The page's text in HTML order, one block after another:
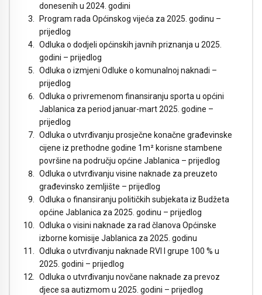
donesenih u 2024. godini
Program rada Općinskog vijeća za 2025. godinu –
prijedlog
Odluka o dodjeli općinskih javnih priznanja u 2025.
godini – prijedlog
Odluka o izmjeni Odluke o komunalnoj naknadi –
prijedlog
Odluka o privremenom finansiranju sporta u općini
Jablanica za period januar-mart 2025. godine –
prijedlog
Odluka o utvrđivanju prosječne konačne građevinske
cijene iz prethodne godine 1m² korisne stambene
površine na području općine Jablanica – prijedlog
Odluka o utvrđivanju visine naknade za preuzeto
građevinsko zemljište – prijedlog
Odluka o finansiranju političkih subjekata iz Budžeta
općine Jablanica za 2025. godinu – prijedlog
Odluka o visini naknade za rad članova Općinske
izborne komisije Jablanica za 2025. godinu
Odluka o utvrđivanju naknade RVI I grupe 100 % u
2025. godini – prijedlog
Odluka o utvrđivanju novčane naknade za prevoz
djece sa autizmom u 2025. godini – prijedlog